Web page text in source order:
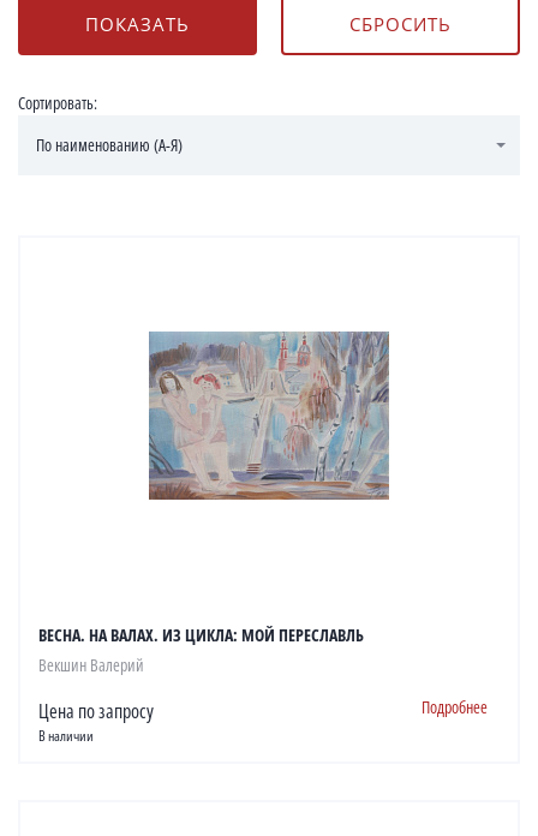
Сортировать:
По наименованию (А-Я)
ВЕСНА. НА ВАЛАХ. ИЗ ЦИКЛА: МОЙ ПЕРЕСЛАВЛЬ
Векшин Валерий
Цена по запросу Подробнее
В наличии